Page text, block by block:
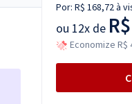
Por: R$ 168,72à
ou 12x de
Economize R$